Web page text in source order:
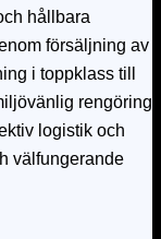
hållbara
försäljning av
i toppklass till
rengöring
logistik och
välfungerande